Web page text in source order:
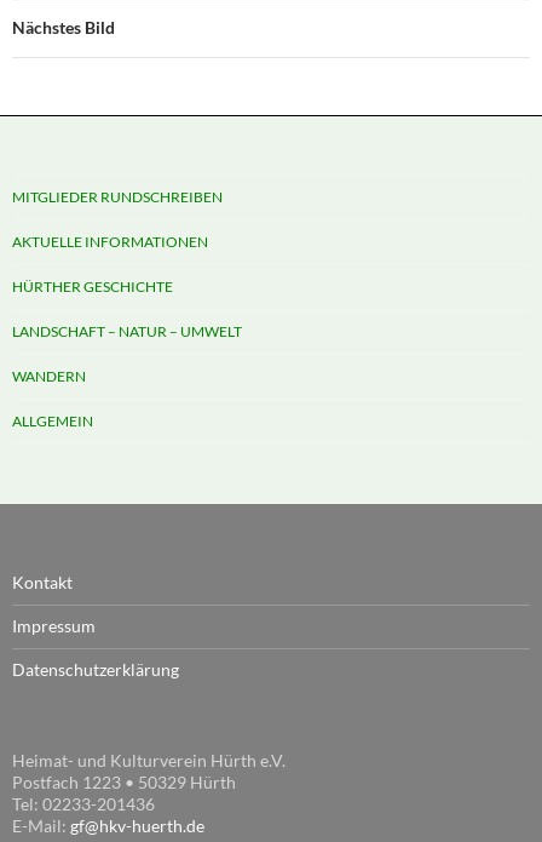
Nächstes Bild
MITGLIEDER RUNDSCHREIBEN
AKTUELLE INFORMATIONEN
HÜRTHER GESCHICHTE
LANDSCHAFT – NATUR – UMWELT
WANDERN
ALLGEMEIN
Kontakt
Impressum
Datenschutzerklärung
Heimat- und Kulturverein Hürth e.V.
Postfach 1223 • 50329 Hürth
Tel: 02233-201436
E-Mail: gf@hkv-huerth.de